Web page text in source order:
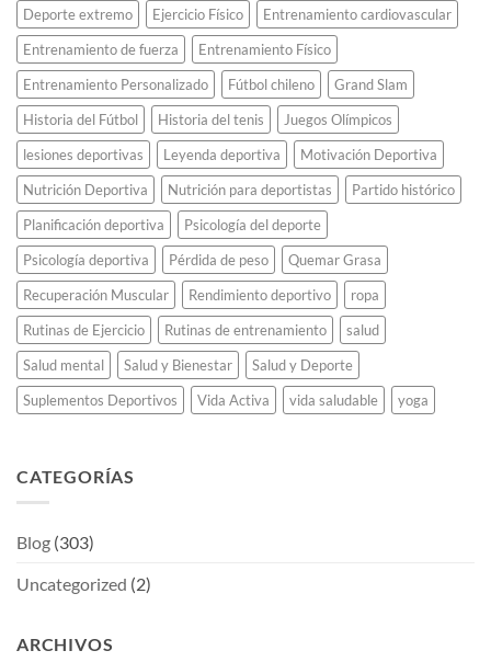
y
revolucionó
el
atletismo
para
siempre.
Deporte extremo
Ejercicio Físico
Entrenamiento cardiovascular
Entrenamiento de fuerza
Entrenamiento Físico
Entrenamiento Personalizado
Fútbol chileno
Grand Slam
Historia del Fútbol
Historia del tenis
Juegos Olímpicos
lesiones deportivas
Leyenda deportiva
Motivación Deportiva
Nutrición Deportiva
Nutrición para deportistas
Partido histórico
Planificación deportiva
Psicología del deporte
Psicología deportiva
Pérdida de peso
Quemar Grasa
Recuperación Muscular
Rendimiento deportivo
ropa
Rutinas de Ejercicio
Rutinas de entrenamiento
salud
Salud mental
Salud y Bienestar
Salud y Deporte
Suplementos Deportivos
Vida Activa vida saludable yoga
CATEGORÍAS
Blog (303)
Uncategorized (2)
ARCHIVOS